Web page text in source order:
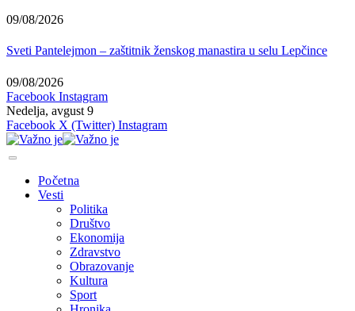
09/08/2026
Sveti Pantelejmon – zaštitnik ženskog manastira u selu Lepčince
09/08/2026
Facebook Instagram
Nedelja, avgust 9
Facebook X (Twitter) Instagram
Početna
Vesti
Politika
Društvo
Ekonomija
Zdravstvo
Obrazovanje
Kultura
Sport